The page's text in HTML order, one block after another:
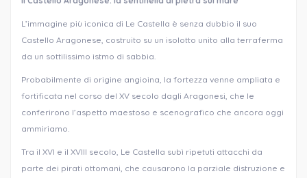
L’immagine più iconica di Le Castella è senza dubbio il suo
Castello Aragonese, costruito su un isolotto unito alla terraferma
da un sottilissimo istmo di sabbia.
Probabilmente di origine angioina, la fortezza venne ampliata e
fortificata nel corso del XV secolo dagli Aragonesi, che le
conferirono l’aspetto maestoso e scenografico che ancora oggi
ammiriamo.
Tra il XVI e il XVIII secolo, Le Castella subì ripetuti attacchi da
parte dei pirati ottomani, che causarono la parziale distruzione e